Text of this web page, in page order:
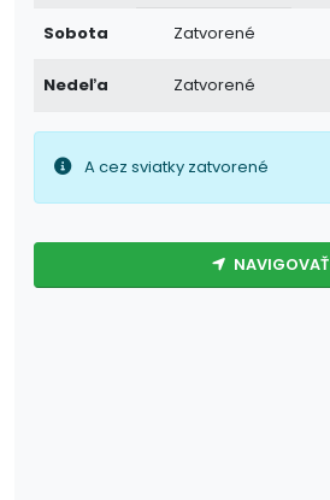
Sobota Zatvorené
Nedeľa Zatvorené
A cez sviatky zatvorené
NAVIGOVAŤ